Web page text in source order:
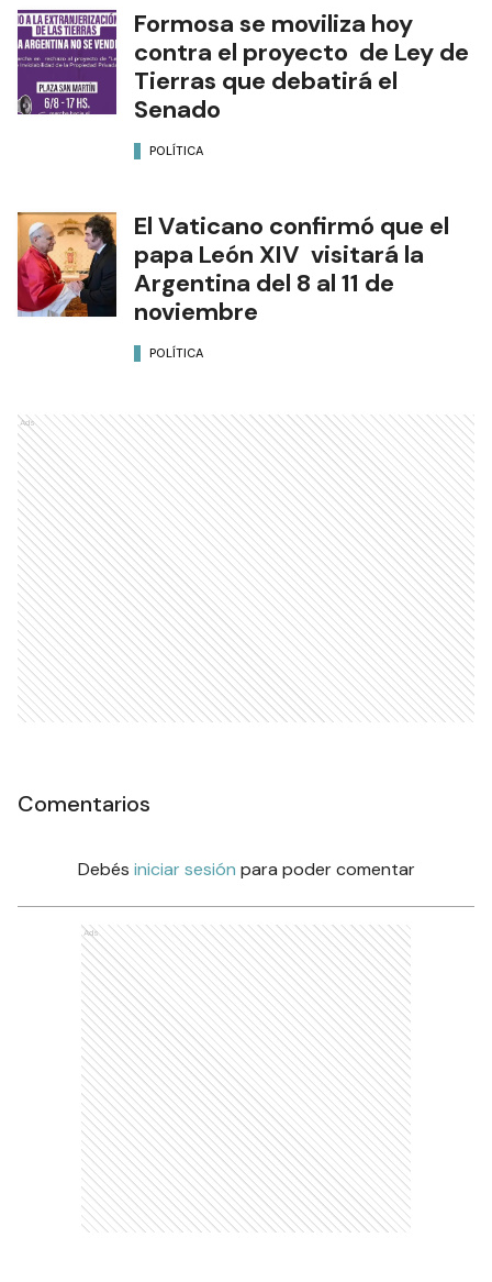
Formosa se moviliza hoy
contra el proyecto de Ley de
Tierras que debatirá el
Senado
POLÍTICA
El Vaticano confirmó que el
papa León XIV visitará la
Argentina del 8 al 11 de
noviembre
POLÍTICA
Ads
Comentarios
Debés iniciar sesión para poder comentar
Ads